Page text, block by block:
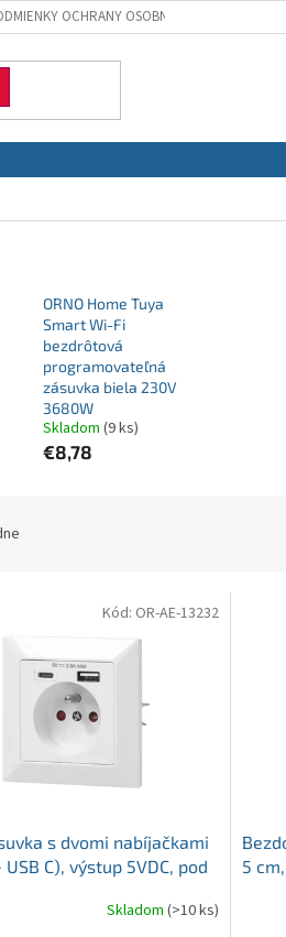
OCHRANY OSOBNÝCH ÚDAJOV
ORNO Home Tuya
Smart Wi-Fi
bezdrôtová
programovateľná
zásuvka biela 230V
3680W
Skladom (9 ks)
€8,78
s dvomi nabíjačkami
USB C), výstup 5VDC, pod
Skladom (>10 ks)
Kód: OR-AE-13232
5